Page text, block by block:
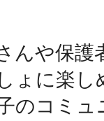
んや保護
ょに楽し
のコミ
鴻巣